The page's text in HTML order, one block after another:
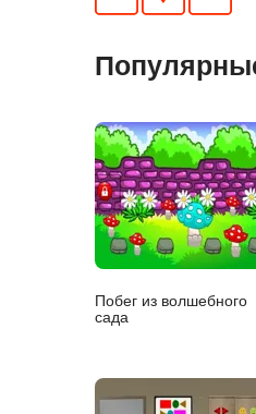
Побег из волшебного
сада